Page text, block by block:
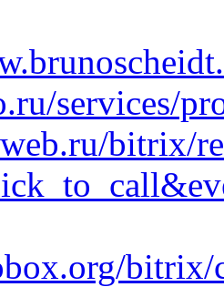
services/
bitrix/
bitrix/